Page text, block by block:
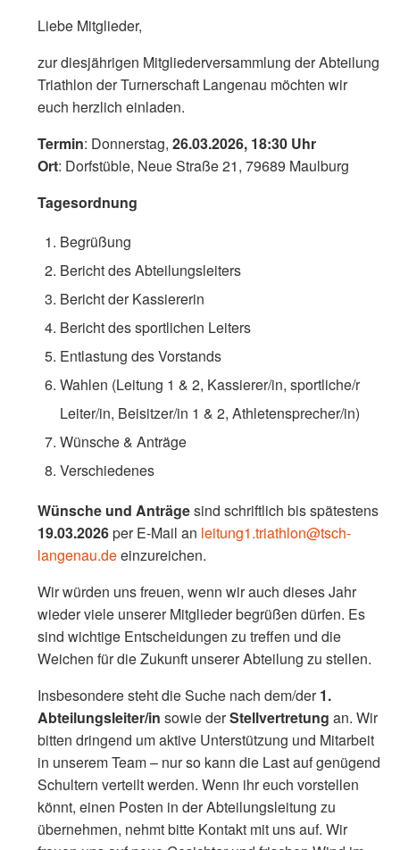
Liebe Mitglieder,
zur diesjährigen Mitgliederversammlung der Abteilung
Triathlon der Turnerschaft Langenau möchten wir
euch herzlich einladen.
Termin: Donnerstag, 26.03.2026, 18:30 Uhr
Ort: Dorfstüble, Neue Straße 21, 79689 Maulburg
Tagesordnung
Begrüßung
Bericht des Abteilungsleiters
Bericht der Kassiererin
Bericht des sportlichen Leiters
Entlastung des Vorstands
Wahlen (Leitung 1 & 2, Kassierer/in, sportliche/r
Leiter/in, Beisitzer/in 1 & 2, Athletensprecher/in)
Wünsche & Anträge
Verschiedenes
Wünsche und Anträgesind schriftlich bis spätestens
19.03.2026per E-Mail an leitung1.triathlon@tsch-
langenau.deeinzureichen.
Wir würden uns freuen, wenn wir auch dieses Jahr
wieder viele unserer Mitglieder begrüßen dürfen. Es
sind wichtige Entscheidungen zu treffen und die
Weichen für die Zukunft unserer Abteilung zu stellen.
Insbesondere steht die Suche nach dem/der1.
Abteilungsleiter/in sowie derStellvertretung an. Wir
bitten dringend um aktive Unterstützung und Mitarbeit
in unserem Team – nur so kann die Last auf genügend
Schultern verteilt werden. Wenn ihr euch vorstellen
könnt, einen Posten in der Abteilungsleitung zu
übernehmen, nehmt bitte Kontakt mit uns auf. Wir